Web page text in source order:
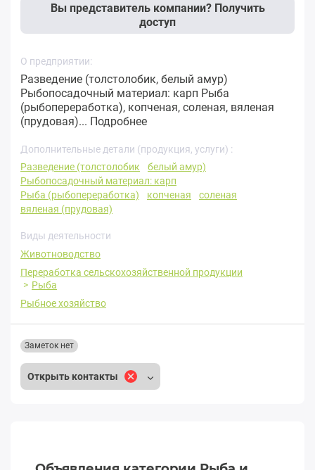
Вы представитель компании? Получить
доступ
О предприятии:
Разведение (толстолобик, белый амур)
Рыбопосадочный материал: карп Рыба
(рыбопереработка), копченая, соленая, вяленая
(прудовая)... Подробнее
Дополнительные детали (продукция, услуги) :
Разведение (толстолобик
белый амур)
Рыбопосадочный материал: карп
Рыба (рыбопереработка)
копченая
соленая
вяленая (прудовая)
Виды деятельности
Животноводство
Переработка сельскохозяйственной продукции
Рыба
Рыбное хозяйство
Открыть контакты
Заметок нет